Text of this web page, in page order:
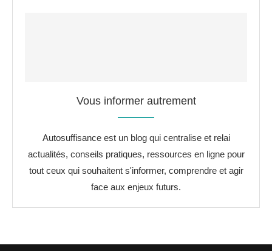
Vous informer autrement
Autosuffisance est un blog qui centralise et relai
actualités, conseils pratiques, ressources en ligne pour
tout ceux qui souhaitent s'informer, comprendre et agir
face aux enjeux futurs.